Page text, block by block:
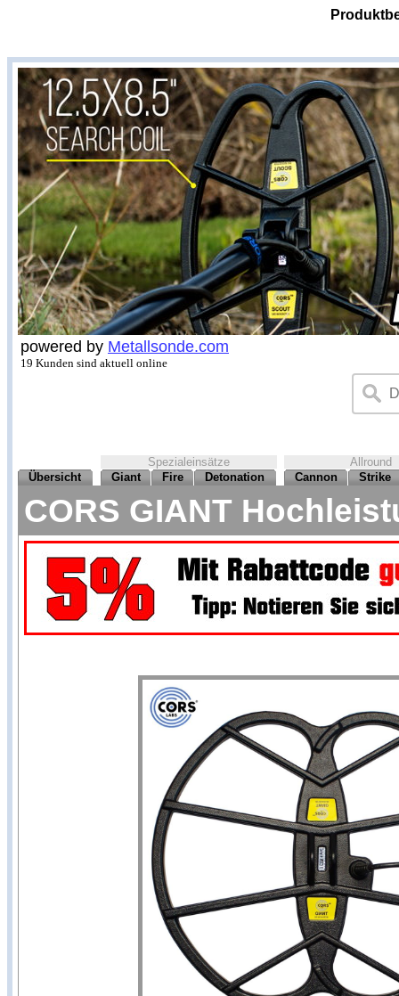
powered by Metallsonde.com
19 Kunden sind aktuell online
Spezialeinsätze
Allround
Übersicht
Giant Fire Detonation Cannon Strike
CORS GIANT